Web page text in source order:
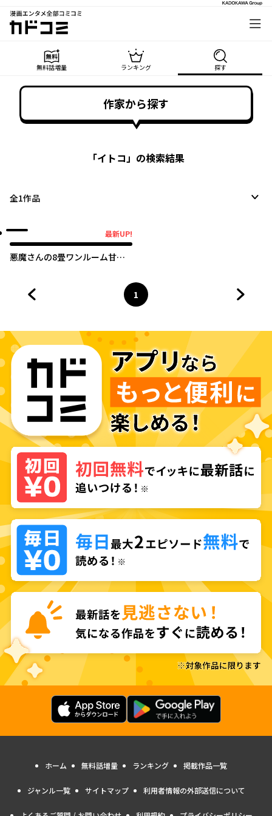
漫画エンタメ全部コミコミ
カドコミ
無料話増量 ランキング 探す
作家から探す
「イトコ」の検索結果
全1作品
最新UP!
悪魔さんの8畳ワンルーム甘や
ページ
1
へ
ホーム 無料話増量 ランキング 掲載作品一覧
ジャンル一覧 サイトマップ 利用者情報の外部送信について